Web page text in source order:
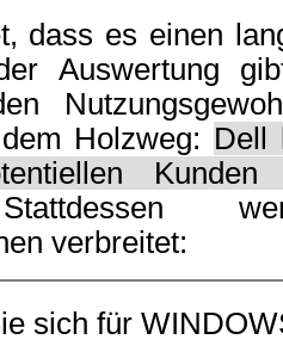
dass es einen
Auswertung
Holzweg: Dell
Kunden
verbreitet:
sich für